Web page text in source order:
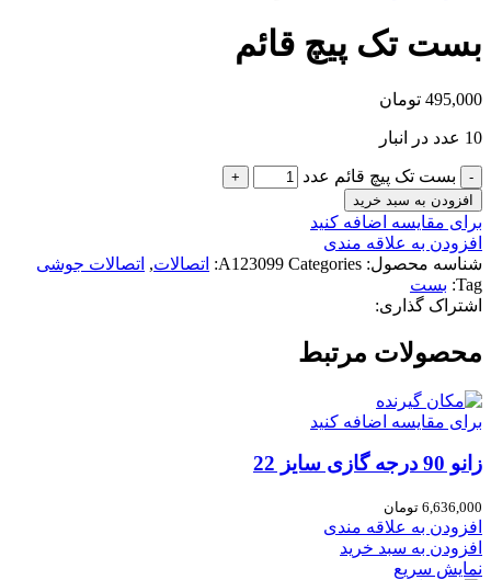
بست تک پیچ قائم
495,000 تومان
10 عدد در انبار
بست تک پیچ قائم عدد
افزودن به سبد خرید
برای مقایسه اضافه کنید
افزودن به علاقه مندی
شناسه محصول:
A123099 Categories: اتصالات, اتصالات جوشی
Tag: بست
اشتراک گذاری:
محصولات مرتبط
برای مقایسه اضافه کنید
زانو 90 درجه گازی سایز 22
6,636,000 تومان
افزودن به علاقه مندی
افزودن به سبد خرید
نمایش سریع